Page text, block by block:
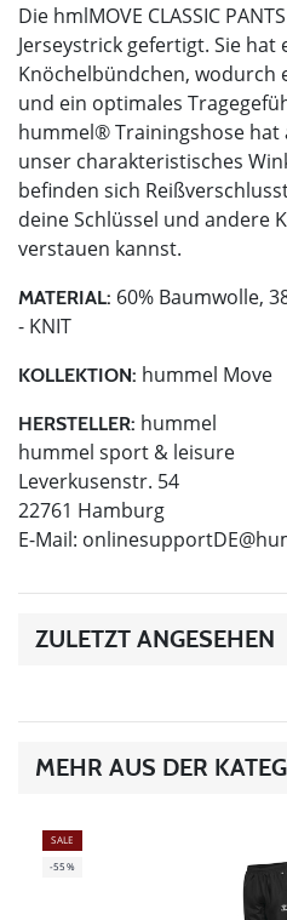
Die hmlMOVE CLASSIC
Jerseystrick gefertigt. Sie
Knöchelbündchen, wodurch
und ein optimales
hummel® Trainingshose hat
unser charakteristisches
befinden sich
deine Schlüssel und andere
verstauen kannst.
MATERIAL: 60% Baumwolle,
- KNIT
KOLLEKTION: hummel Move
HERSTELLER: hummel
hummel sport & leisure
Leverkusenstr. 54
22761 Hamburg
E-Mail:
ZULETZT ANGESEHEN
MEHR AUS DER
SALE
-55%